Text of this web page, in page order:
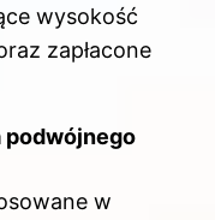
wysokość
zapłacone
podwójnego
w